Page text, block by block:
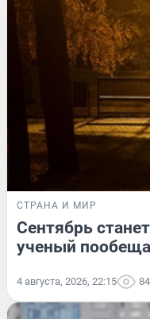
СТРАНА И МИР
Сентябрь
ученый
4 августа, 2026, 22:15